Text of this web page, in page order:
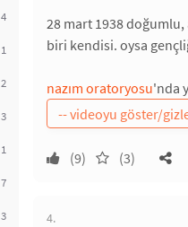
4
1
2
3
1
7
3
28 mart 1938
biri kendisi. oysa
nazım oratoryosu'nda
(9) (3)
4.